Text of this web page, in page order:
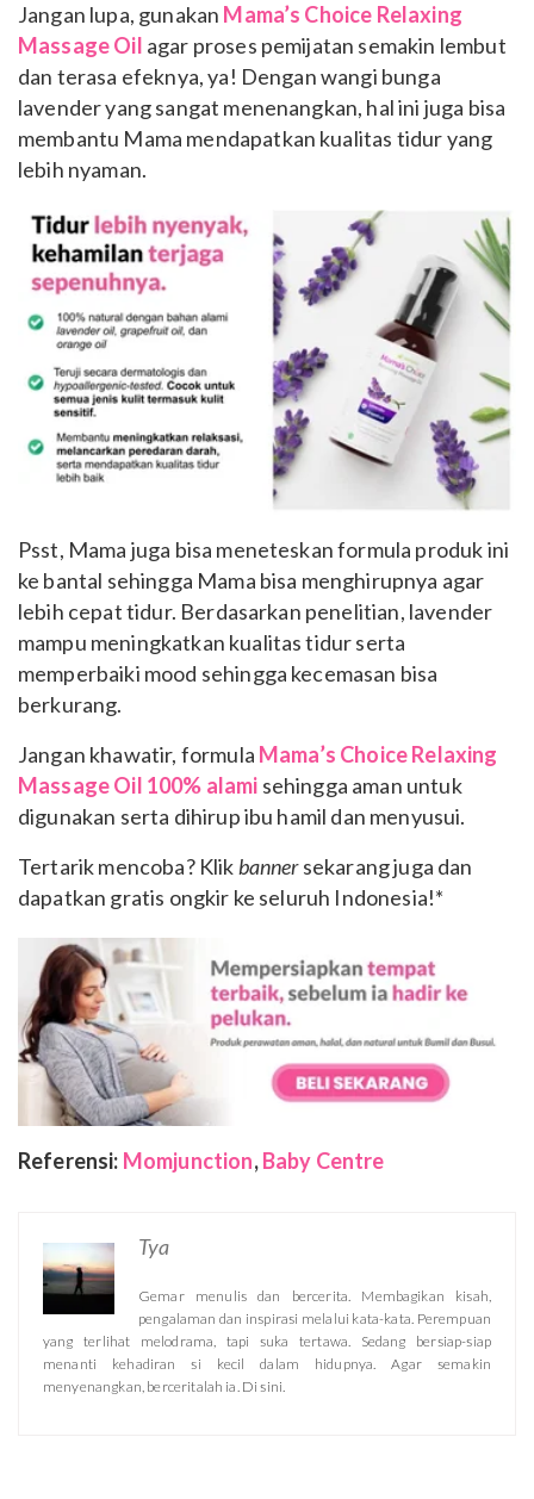
Jangan lupa, gunakan Mama’s Choice Relaxing
Massage Oil agar proses pemijatan semakin lembut
dan terasa efeknya, ya! Dengan wangi bunga
lavender yang sangat menenangkan, hal ini juga bisa
membantu Mama mendapatkan kualitas tidur yang
lebih nyaman.
Psst, Mama juga bisa meneteskan formula produk ini
ke bantal sehingga Mama bisa menghirupnya agar
lebih cepat tidur. Berdasarkan penelitian, lavender
mampu meningkatkan kualitas tidur serta
memperbaiki mood sehingga kecemasan bisa
berkurang.
Jangan khawatir, formula Mama’s Choice Relaxing
Massage Oil 100% alami sehingga aman untuk
digunakan serta dihirup ibu hamil dan menyusui.
Tertarik mencoba? Klik bannersekarang juga dan
dapatkan gratis ongkir ke seluruh Indonesia!*
Referensi: Momjunction,Baby Centre
Tya
Gemar menulis dan bercerita. Membagikan kisah,
pengalaman dan inspirasi melalui kata-kata. Perempuan
yang terlihat melodrama, tapi suka tertawa. Sedang bersiap-siap
menanti kehadiran si kecil dalam hidupnya. Agar semakin
menyenangkan, berceritalah ia. Di sini.